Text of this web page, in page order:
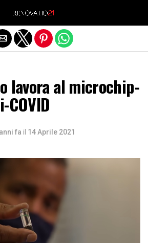
lavora al microchip-
fa il 14 Aprile 2021
Exit mobile version